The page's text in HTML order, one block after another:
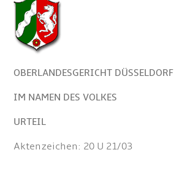
OBERLANDESGERICHT DÜSSELDORF
IM NAMEN DES VOLKES
URTEIL
Aktenzeichen: 20 U 21/03